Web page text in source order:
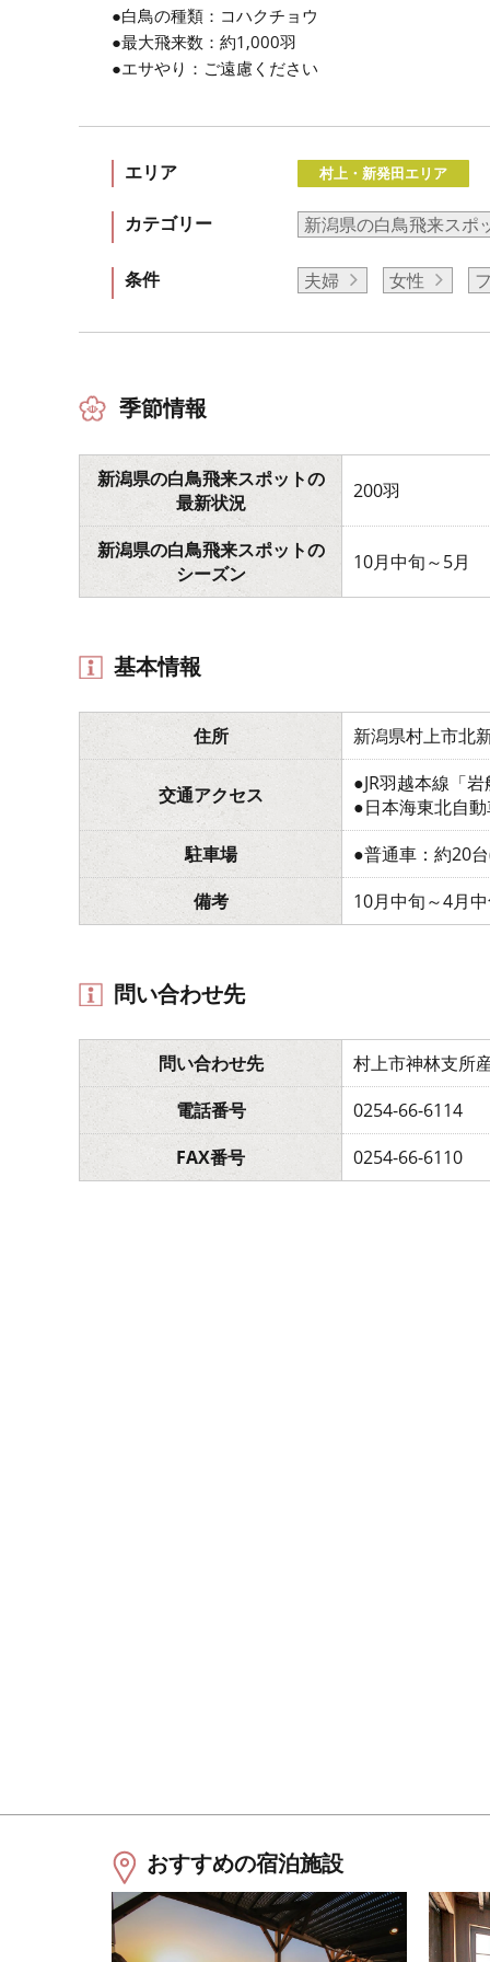
●白鳥の種類：コハクチョウ
●最大飛来数：約1,000羽
●エサやり：ご遠慮ください
エリア 村上・新発田エリア
カテゴリー 新潟県の白鳥飛来スポ
条件 夫婦 女性
季節情報
新潟県の白鳥飛来スポットの
最新状況
200羽
新潟県の白鳥飛来スポットの
シーズン
10月中旬～5月
基本情報
住所 新潟県村上市北
交通アクセス
●JR羽越本線「
●日本海東北自
駐車場
●普通車：約20
備考
10月中旬～4月
問い合わせ先
問い合わせ先
村上市神林支所
電話番号
0254-66-6114
FAX番号
0254-66-6110
おすすめの宿泊施設